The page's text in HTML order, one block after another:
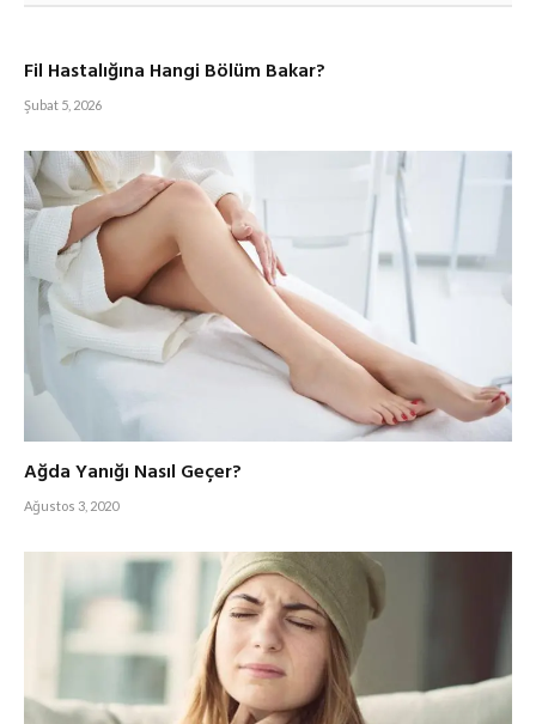
Fil Hastalığına Hangi Bölüm Bakar?
Şubat 5, 2026
Ağda Yanığı Nasıl Geçer?
Ağustos 3, 2020